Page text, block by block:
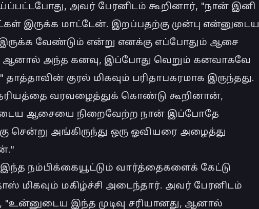
அவர் பேரனிடம் கூறினார், "நான் இனி
இருக்க மாட்டேன். இறப்பதற்கு முன்பு என்னுடைய
இருக்க வேண்டும் என்று எனக்கு எப்போதும் ஆசை
ஆனால் அந்த கனவு, இப்போது வெறும் கனவாகவே
தாத்தாவின் குரல் மிகவும் பரிதாபகரமாக இருந்தது.
வரவழைத்துக் கொண்டு கூறினான்,
ஆசையை நிறைவேற்ற நான் இப்போதே
சென்று அங்கிருந்து ஒரு ஓவியரை அழைத்து
நம்பிக்கையூட்டும் வார்த்தைகளைக் கேட்டு
மிகவும் மகிழ்ச்சி அடைந்தார். அவர் பேரனிடம்
"உன்னுடைய இந்த முடிவு சரியானது, ஆனால்